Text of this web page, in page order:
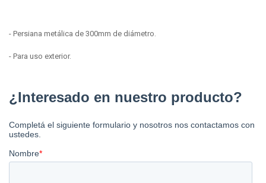
- Persiana metálica de 300mm de diámetro.
- Para uso exterior.